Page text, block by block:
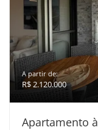
A partir de:
R$ 2.120.000
Apartamento